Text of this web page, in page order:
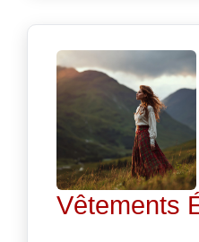
Vêtements